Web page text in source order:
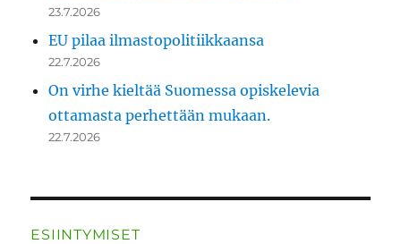
23.7.2026
EU pilaa ilmastopolitiikkaansa
22.7.2026
On virhe kieltää Suomessa opiskelevia
ottamasta perhettään mukaan.
22.7.2026
ESIINTYMISET